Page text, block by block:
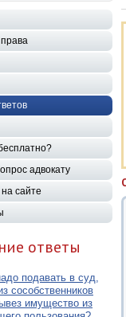
адвокату
сайте
ответы
подавать в суд,
сособственников
имущество из